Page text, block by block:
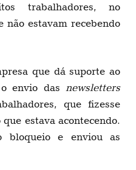
trabalhadores, no
não estavam recebendo
que dá suporte ao
envio das newsletters
que fizesse
estava acontecendo.
bloqueio e enviou as